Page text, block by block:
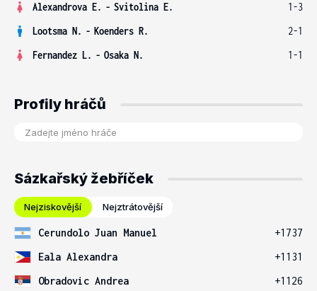
Alexandrova E. - Svitolina E.
1-3
Lootsma N. - Koenders R.
2-1
Fernandez L. - Osaka N. 1-1
Profily hráčů
Sázkařský žebříček
Nejziskovější Nejztrátovější
Cerundolo Juan Manuel
+1737
Eala Alexandra
+1131
Obradovic Andrea
+1126